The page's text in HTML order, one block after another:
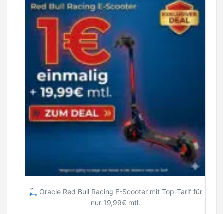
🛴 Oracle Red Bull Racing E-Scooter mit Top-Tarif für
nur 19,99€ mtl.